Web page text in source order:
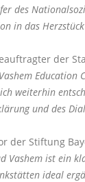
des
in das
der
weiterhin
und des
der Stiftung
Vashem ist ein
ideal